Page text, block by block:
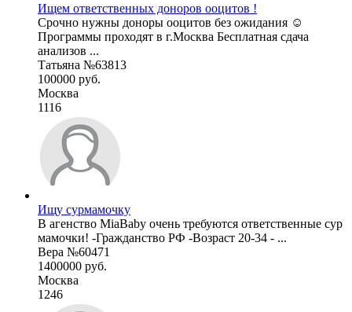
Ищем ответственных доноров ооцитов !
Срочно нужны доноры ооцитов без ожидания ☺️
Программы проходят в г.Москва Бесплатная сдача
анализов ...
Татьяна №63813
100000 руб.
Москва
1116
Ищу сурмамочку
В агенство MiaBaby очень требуются ответственные сур
мамочки! -Гражданство РФ -Возраст 20-34 - ...
Вера №60471
1400000 руб.
Москва
1246